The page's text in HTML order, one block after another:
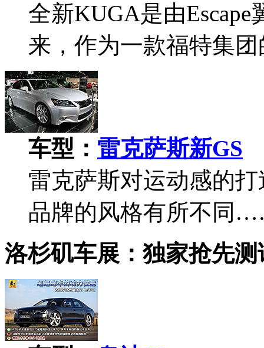
全新KUGA是由
来，作为一款福特集
车型： 雷克萨斯新GS
雷克萨斯对运动感的
品牌的风格有所不同
洛杉矶车展：独家抢先测